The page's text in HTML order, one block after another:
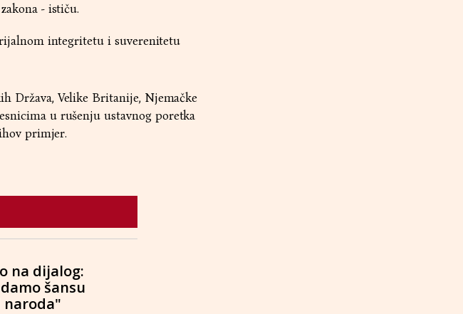
- ističu.
integritetu i suverenitetu
Država, Velike Britanije, Njemačke
u rušenju ustavnog poretka
primjer.
na dijalog:
šansu